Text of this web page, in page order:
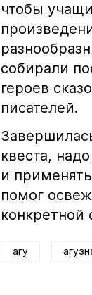
чтобы
собирали
героев
писателей.
квеста,
и
помог
конкретной
агу